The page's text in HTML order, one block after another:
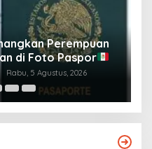
Perempuan
di Foto Paspor
Rabu, 5 Agustus, 2026